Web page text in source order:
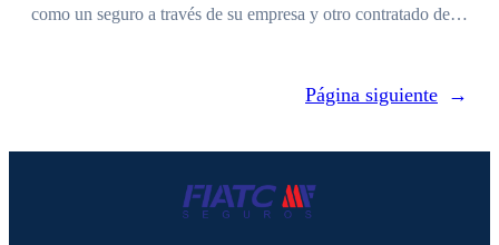
como un seguro a través de su empresa y otro contratado de…
Página siguiente →